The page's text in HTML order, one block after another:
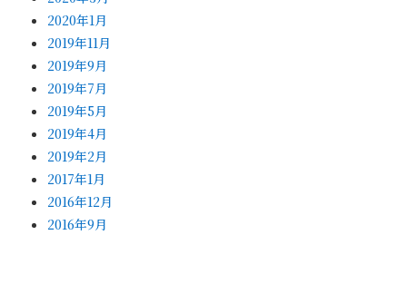
2020年1月
2019年11月
2019年9月
2019年7月
2019年5月
2019年4月
2019年2月
2017年1月
2016年12月
2016年9月